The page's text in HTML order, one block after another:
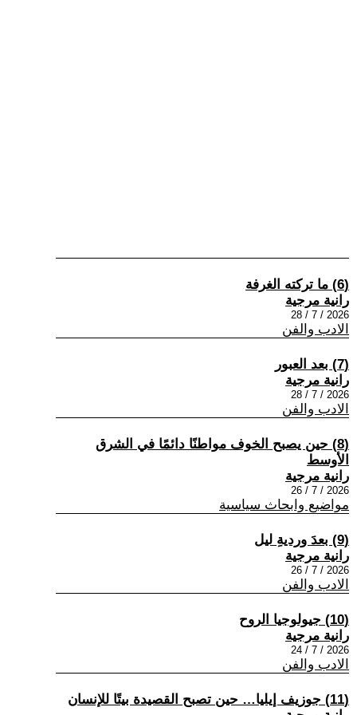
(6) ما تركته الغرفة
رانية مرجية
2026 / 7 / 28
الادب والفن
(7) بعد العبور
رانية مرجية
2026 / 7 / 28
الادب والفن
(8) حين يصبح الخوف مواطنًا دائمًا في الشرق
الأوسط
رانية مرجية
2026 / 7 / 26
مواضيع وابحاث سياسية
(9) بعدَ ورديةِ ليل
رانية مرجية
2026 / 7 / 26
الادب والفن
(10) جيولوجيا الروح
رانية مرجية
2026 / 7 / 24
الادب والفن
(11) جوزيف إيليا… حين تصبح القصيدة بيتًا للإنسان